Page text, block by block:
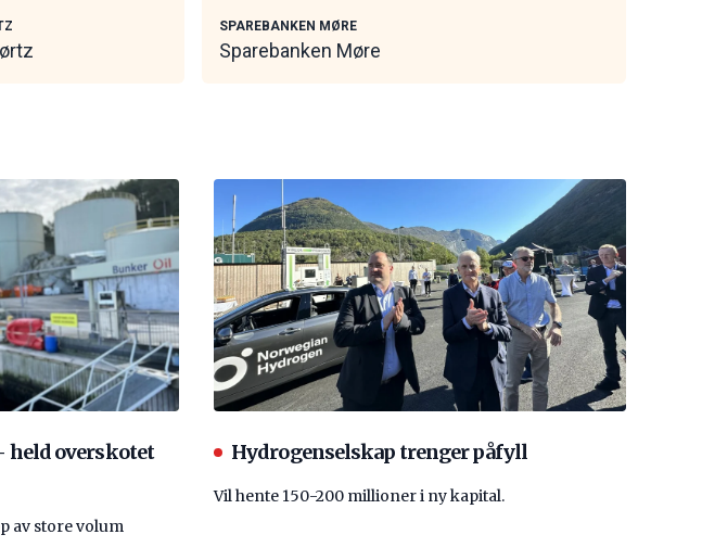
SPAREBANKEN MØRE
Sparebanken Møre
held overskotet
av store volum
Hydrogenselskap trenger påfyll
Vil hente 150-200 millioner i ny kapital.